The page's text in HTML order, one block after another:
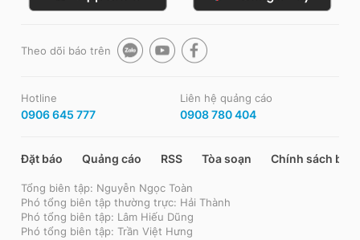
Theo dõi báo trên
Hotline
0906 645 777
Liên hệ quảng cáo
0908 780 404
Đặt báo Quảng cáo RSS Tòa soạn Chính sách bảo
Tổng biên tập: Nguyễn Ngọc Toàn
Phó tổng biên tập thường trực: Hải Thành
Phó tổng biên tập: Lâm Hiếu Dũng
Phó tổng biên tập: Trần Việt Hưng